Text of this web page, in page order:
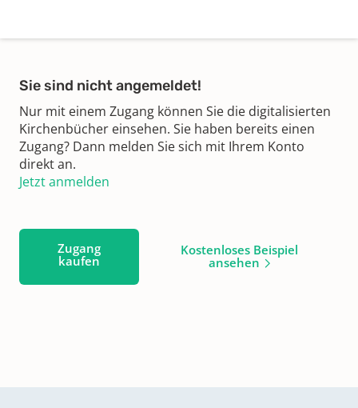
Sie sind nicht angemeldet!
Nur mit einem Zugang können Sie die digitalisierten
Kirchenbücher einsehen. Sie haben bereits einen
Zugang? Dann melden Sie sich mit Ihrem Konto
direkt an.
Jetzt anmelden
Zugang
kaufen
Kostenloses Beispiel
ansehen